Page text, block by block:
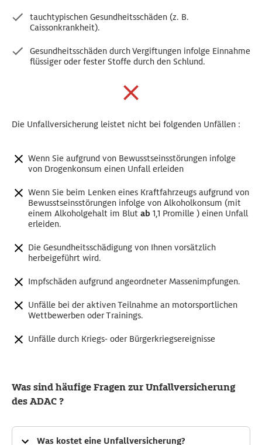
tauchtypischen Gesundheitsschäden (z. B.
Caissonkrankheit).
Gesundheitsschäden durch Vergiftungen infolge Einnahme
flüssiger oder fester Stoffe durch den Schlund.
Die Unfallversicherung leistet nicht bei folgenden Unfällen :
Wenn Sie aufgrund von Bewusstseinsstörungen infolge
von Drogenkonsum einen Unfall erleiden
Wenn Sie beim Lenken eines Kraftfahrzeugs aufgrund von
Bewusstseinsstörungen infolge von Alkoholkonsum (mit
einem Alkoholgehalt im Blut ab 1,1 Promille ) einen Unfall
erleiden.
Die Gesundheitsschädigung von Ihnen vorsätzlich
herbeigeführt wird.
Impfschäden aufgrund angeordneter Massenimpfungen.
Unfälle bei der aktiven Teilnahme an motorsportlichen
Wettbewerben oder Trainings.
Unfälle durch Kriegs- oder Bürgerkriegsereignisse
Was sind häufige Fragen zur Unfallversicherung
des ADAC ?
Was kostet eine Unfallversicherung?